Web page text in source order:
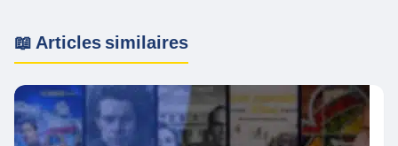
📖 Articles similaires